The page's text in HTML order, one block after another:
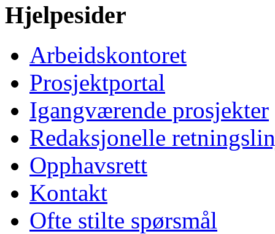
Hjelpesider
Arbeidskontoret
Prosjektportal
Igangværende prosjekter
Redaksjonelle
Opphavsrett
Kontakt
Ofte stilte spørsmål